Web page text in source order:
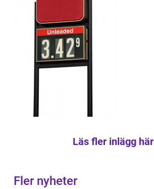
Läs fler inlägg här
Fler nyheter